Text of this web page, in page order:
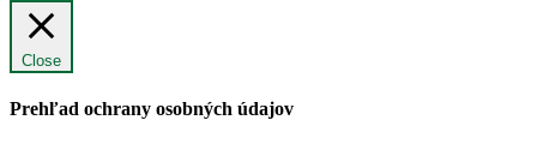
Close
Prehľad ochrany osobných údajov